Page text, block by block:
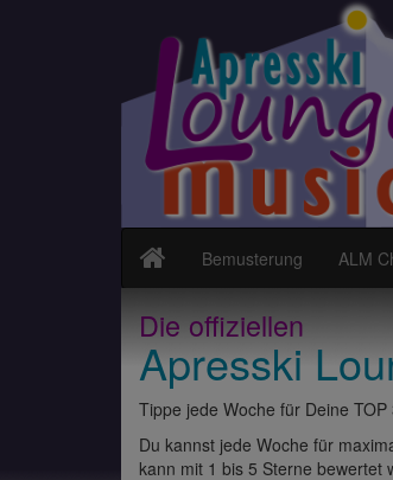
Bemusterung ALM
Die offiziellen
Apresski
Tippe jede Woche für Deine
Du kannst jede Woche für
kann mit 1 bis 5 Sterne bewertet